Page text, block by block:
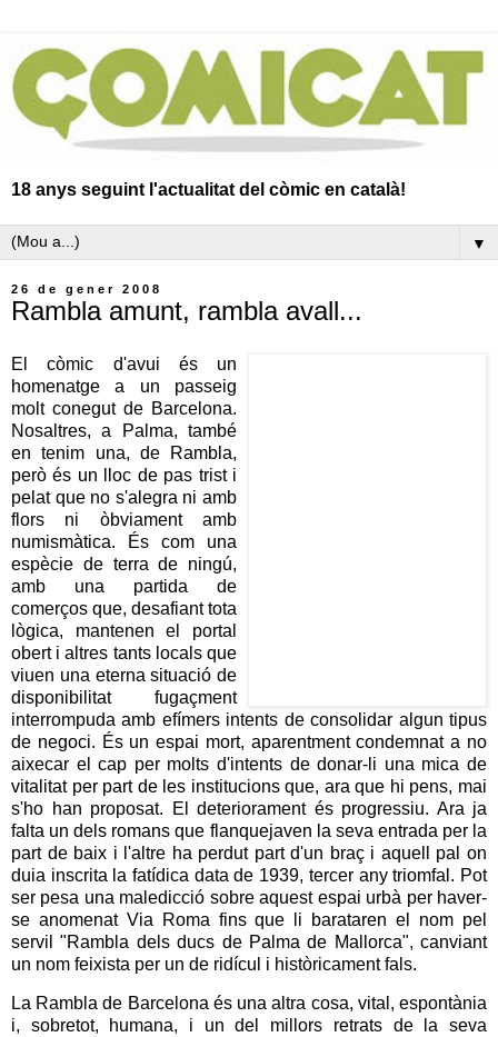
18 anys seguint l'actualitat del còmic en català!
▼
26 de gener 2008
Rambla amunt, rambla avall...
El còmic d'avui és un
homenatge a un passeig
molt conegut de Barcelona.
Nosaltres, a Palma, també
en tenim una, de Rambla,
però és un lloc de pas trist i
pelat que no s'alegra ni amb
flors ni òbviament amb
numismàtica. És com una
espècie de terra de ningú,
amb una partida de
comerços que, desafiant tota
lògica, mantenen el portal
obert i altres tants locals que
viuen una eterna situació de
disponibilitat fugaçment
interrompuda amb efímers intents de consolidar algun tipus
de negoci. És un espai mort, aparentment condemnat a no
aixecar el cap per molts d'intents de donar-li una mica de
vitalitat per part de les institucions que, ara que hi pens, mai
s'ho han proposat. El deteriorament és progressiu. Ara ja
falta un dels romans que flanquejaven la seva entrada per la
part de baix i l'altre ha perdut part d'un braç i aquell pal on
duia inscrita la fatídica data de 1939, tercer any triomfal. Pot
ser pesa una maledicció sobre aquest espai urbà per haver-
se anomenat Via Roma fins que li barataren el nom pel
servil "Rambla dels ducs de Palma de Mallorca", canviant
un nom feixista per un de ridícul i històricament fals.
La Rambla de Barcelona és una altra cosa, vital, espontània
i, sobretot, humana, i un del millors retrats de la seva